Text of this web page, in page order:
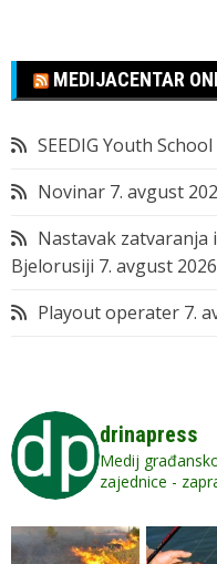
MEDIJACENTAR
SEEDIG Youth School
Novinar 7. avgust
Nastavak
Bjelorusiji 7. avgust
Playout operater 7.
drinapress
Medij
zajednice -